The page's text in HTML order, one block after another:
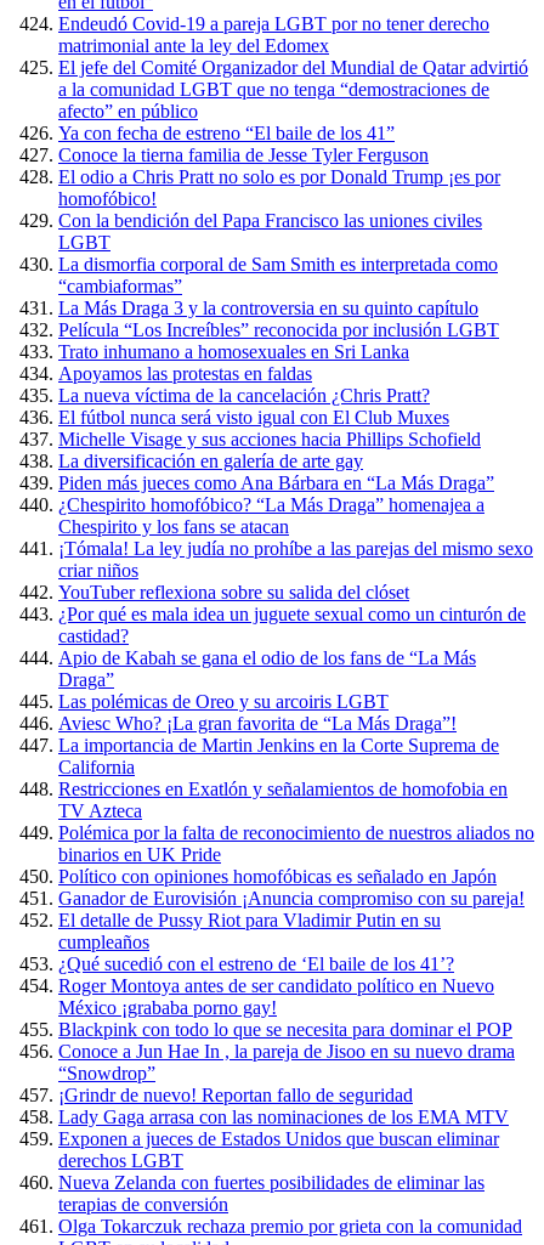
Endeudó Covid-19 a pareja LGBT por no tener derecho
matrimonial ante la ley del Edomex
El jefe del Comité Organizador del Mundial de Qatar advirtió
a la comunidad LGBT que no tenga “demostraciones de
afecto” en público
Ya con fecha de estreno “El baile de los 41”
Conoce la tierna familia de Jesse Tyler Ferguson
El odio a Chris Pratt no solo es por Donald Trump ¡es por
homofóbico!
Con la bendición del Papa Francisco las uniones civiles
LGBT
La dismorfia corporal de Sam Smith es interpretada como
“cambiaformas”
La Más Draga 3 y la controversia en su quinto capítulo
Película “Los Increíbles” reconocida por inclusión LGBT
Trato inhumano a homosexuales en Sri Lanka
Apoyamos las protestas en faldas
La nueva víctima de la cancelación ¿Chris Pratt?
El fútbol nunca será visto igual con El Club Muxes
Michelle Visage y sus acciones hacia Phillips Schofield
La diversificación en galería de arte gay
Piden más jueces como Ana Bárbara en “La Más Draga”
¿Chespirito homofóbico? “La Más Draga” homenajea a
Chespirito y los fans se atacan
¡Tómala! La ley judía no prohíbe a las parejas del mismo sexo
criar niños
YouTuber reflexiona sobre su salida del clóset
¿Por qué es mala idea un juguete sexual como un cinturón de
castidad?
Apio de Kabah se gana el odio de los fans de “La Más
Draga”
Las polémicas de Oreo y su arcoiris LGBT
Aviesc Who? ¡La gran favorita de “La Más Draga”!
La importancia de Martin Jenkins en la Corte Suprema de
California
Restricciones en Exatlón y señalamientos de homofobia en
TV Azteca
Polémica por la falta de reconocimiento de nuestros aliados no
binarios en UK Pride
Político con opiniones homofóbicas es señalado en Japón
Ganador de Eurovisión ¡Anuncia compromiso con su pareja!
El detalle de Pussy Riot para Vladimir Putin en su
cumpleaños
¿Qué sucedió con el estreno de ‘El baile de los 41’?
Roger Montoya antes de ser candidato político en Nuevo
México ¡grababa porno gay!
Blackpink con todo lo que se necesita para dominar el POP
Conoce a Jun Hae In , la pareja de Jisoo en su nuevo drama
“Snowdrop”
¡Grindr de nuevo! Reportan fallo de seguridad
Lady Gaga arrasa con las nominaciones de los EMA MTV
Exponen a jueces de Estados Unidos que buscan eliminar
derechos LGBT
Nueva Zelanda con fuertes posibilidades de eliminar las
terapias de conversión
Olga Tokarczuk rechaza premio por grieta con la comunidad